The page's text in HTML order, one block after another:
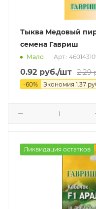
Тыква Медовый
семена Гавриш
Мало Арт.:
0.92 руб./шт 2.29
-60% Экономия 1.37
Ликвидация остатков